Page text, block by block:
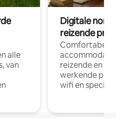
alle
van
Digitale
reizende
Comfortabele
reizende en
werkende
wifi en